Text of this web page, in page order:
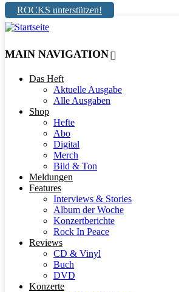
ROCKS unterstützen!
MAIN NAVIGATION
Das Heft
Aktuelle Ausgabe
Alle Ausgaben
Shop
Hefte
Abo
Digital
Merch
Bild & Ton
Meldungen
Features
Interviews & Stories
Album der Woche
Konzertberichte
Rock In Peace
Reviews
CD & Vinyl
Buch
DVD
Konzerte